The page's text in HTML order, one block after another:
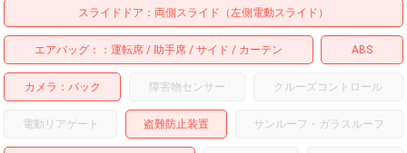
スライドドア 両側スライド（左側電動スライド）
エアバッグ： 運転席 助手席 サイド カーテン ABS
カメラ バック 障害物センサー クルーズコントロール
電動リアゲート 盗難防止装置 サンルーフ・ガラスルーフ